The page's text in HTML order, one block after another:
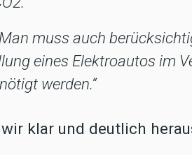
muss auch
eines Elektroautos im
werden.“
klar und deutlich